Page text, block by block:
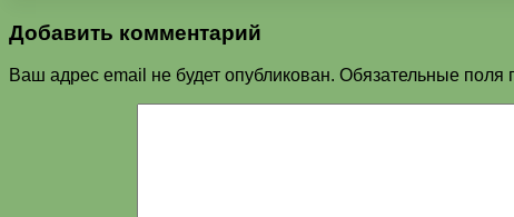
Добавить комментарий
Ваш адрес email не будет опубликован. Обязательные поля